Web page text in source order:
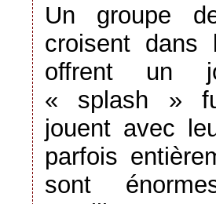
Un groupe
croisent dans
offrent un
« splash »
jouent avec
parfois
sont